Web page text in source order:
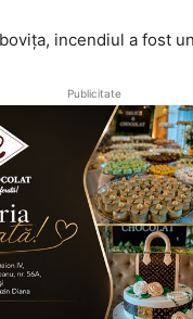
incendiul a fost
Publicitate